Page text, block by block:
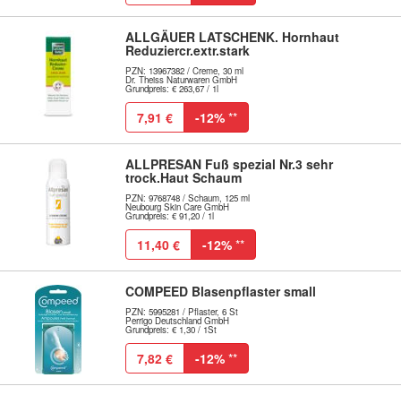
ALLGÄUER LATSCHENK. Hornhaut
Reduziercr.extr.stark
PZN: 13967382 / Creme, 30 ml
Dr. Theiss Naturwaren GmbH
Grundpreis: € 263,67 / 1l
7,91 € -12% **
ALLPRESAN Fuß spezial Nr.3 sehr
trock.Haut Schaum
PZN: 9768748 / Schaum, 125 ml
Neubourg Skin Care GmbH
Grundpreis: € 91,20 / 1l
11,40 € -12% **
COMPEED Blasenpflaster small
PZN: 5995281 / Pflaster, 6 St
Perrigo Deutschland GmbH
Grundpreis: € 1,30 / 1St
7,82 € -12% **